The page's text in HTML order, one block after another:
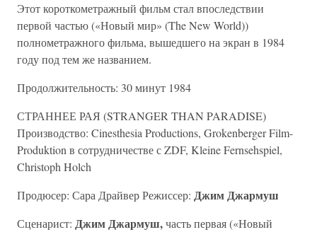
Этот короткометражный фильм стал впоследствии
первой частью («Новый мир» (The New World))
полнометражного фильма, вышедшего на экран в 1984
году под тем же названием.
Продолжительность: 30 минут 1984
СТРАННЕЕ РАЯ (STRANGER THAN PARADISE)
Производство: Cinesthesia Productions, Grokenberger Film-
Produktion в сотрудничестве с ZDF, Kleine Fernsehspiel,
Christoph Holch
Продюсер: Сара Драйвер Режиссер: Джим Джармуш
Сценарист: Джим Джармуш,часть первая («Новый